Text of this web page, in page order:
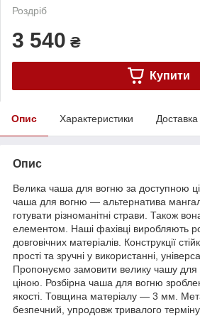
Роздріб
3 540 ₴
Купити
Опис Характеристики Доставка
Опис
Велика чаша для вогню за доступною
чаша для вогню — альтернатива
готувати різноманітні страви. Також
елементом. Наші фахівці виробляють
довговічних матеріалів. Конструкції
прості та зручні у використанні,
Пропонуємо замовити велику чашу
ціною. Розбірна чаша для вогню
якості. Товщина матеріалу — 3 мм.
безпечний, упродовж тривалого терміну